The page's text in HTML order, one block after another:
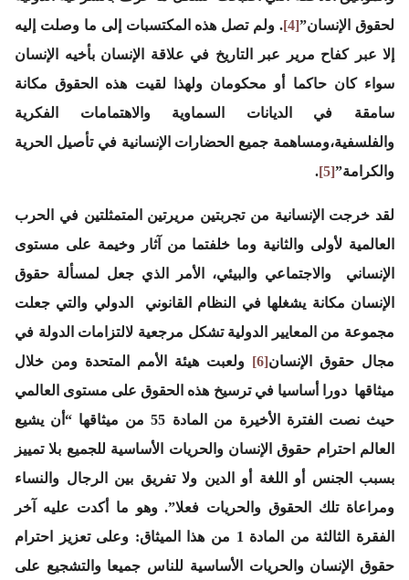
لحقوق الإنسان”[4]
. ولم تصل هذه المكتسبات إلى ما وصلت إليه
إلا عبر كفاح مرير عبر التاريخ في علاقة الإنسان بأخيه الإنسان
سواء كان حاكما أو محكومان ولهذا لقيت هذه الحقوق مكانة
سامقة في الديانات السماوية والاهتمامات الفكرية
والفلسفية،ومساهمة جميع الحضارات الإنسانية في تأصيل الحرية
والكرامة”[5]
.
لقد خرجت الإنسانية من تجربتين مريرتين المتمثلتين في الحرب
العالمية لأولى والثانية وما خلفتما من آثار وخيمة على مستوى
الإنساني والاجتماعي والبيئي، الأمر الذي جعل لمسألة حقوق
الإنسان مكانة يشغلها في النظام القانوني الدولي والتي جعلت
مجموعة من المعايير الدولية تشكل مرجعية لالتزامات الدولة في
مجال حقوق الإنسان[6]
ولعبت هيئة الأمم المتحدة ومن خلال
ميثاقها دورا أساسيا في ترسيخ هذه الحقوق على مستوى العالمي
حيث نصت الفترة الأخيرة من المادة 55 من ميثاقها “أن يشيع
العالم احترام حقوق الإنسان والحريات الأساسية للجميع بلا تمييز
بسبب الجنس أو اللغة أو الدين ولا تفريق بين الرجال والنساء
ومراعاة تلك الحقوق والحريات فعلا”. وهو ما أكدت عليه آخر
الفقرة الثالثة من المادة 1 من هذا الميثاق: وعلى تعزيز احترام
حقوق الإنسان والحريات الأساسية للناس جميعا والتشجيع على